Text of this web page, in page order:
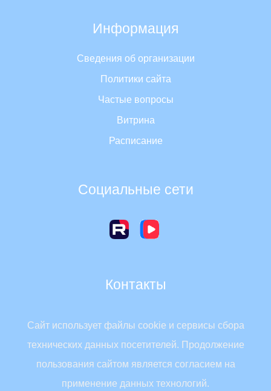
Информация
Сведения об организации
Политики сайта
Частые вопросы
Витрина
Расписание
Социальные сети
Контакты
Телефон: 8 (383) 223-32-68
Эл. почта:
nipkipro@edu54.ru
Сайт использует файлы cookie и сервисы сбора
технических данных посетителей. Продолжение
пользования сайтом является согласием на
применение данных технологий.